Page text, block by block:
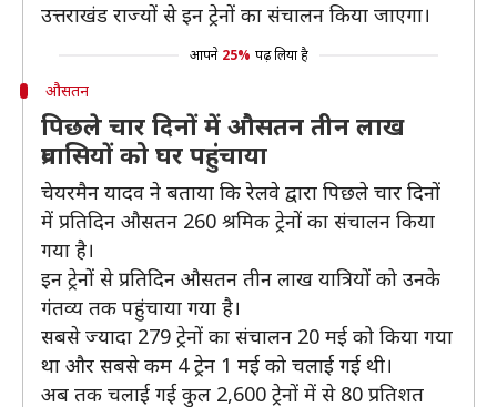
उत्तराखंड राज्यों से इन ट्रेनों का संचालन किया जाएगा।
आपने 25% पढ़ लिया है
औसतन
पिछले चार दिनों में औसतन तीन लाख
प्रवासियों को घर पहुंचाया
चेयरमैन यादव ने बताया कि रेलवे द्वारा पिछले चार दिनों
में प्रतिदिन औसतन 260 श्रमिक ट्रेनों का संचालन किया
गया है।
इन ट्रेनों से प्रतिदिन औसतन तीन लाख यात्रियों को उनके
गंतव्य तक पहुंचाया गया है।
सबसे ज्यादा 279 ट्रेनों का संचालन 20 मई को किया गया
था और सबसे कम 4 ट्रेन 1 मई को चलाई गई थी।
अब तक चलाई गई कुल 2,600 ट्रेनों में से 80 प्रतिशत